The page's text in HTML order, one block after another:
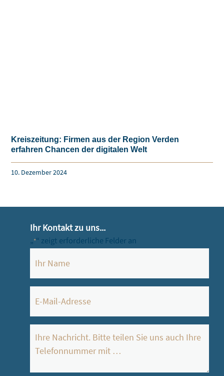
Kreiszeitung: Firmen aus der Region Verden
erfahren Chancen der digitalen Welt
10. Dezember 2024
Ihr Kontakt zu uns...
„*“ zeigt erforderliche Felder an
Mail
*
Nachricht